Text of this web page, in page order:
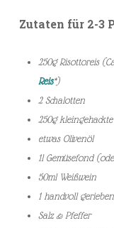
Zutaten für 2-3
250g Risottoreis
Reis*)
2 Schalotten
250g
etwas Olivenöl
1l Gemüsefond
50ml Weißwein
1 handvoll
Salz & Pfeffer